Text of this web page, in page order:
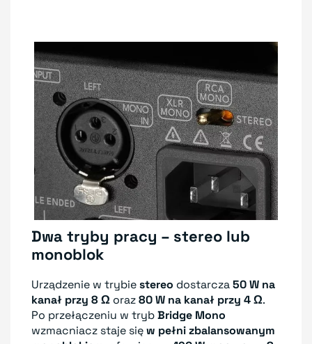
Dwa tryby pracy – stereo lub
monoblok
Urządzenie w trybiestereo dostarcza50 W na
kanał przy 8 Ω oraz80 W na kanał przy 4 Ω.
Po przełączeniu w trybBridge Mono
wzmacniacz staje sięw pełni zbalansowanym